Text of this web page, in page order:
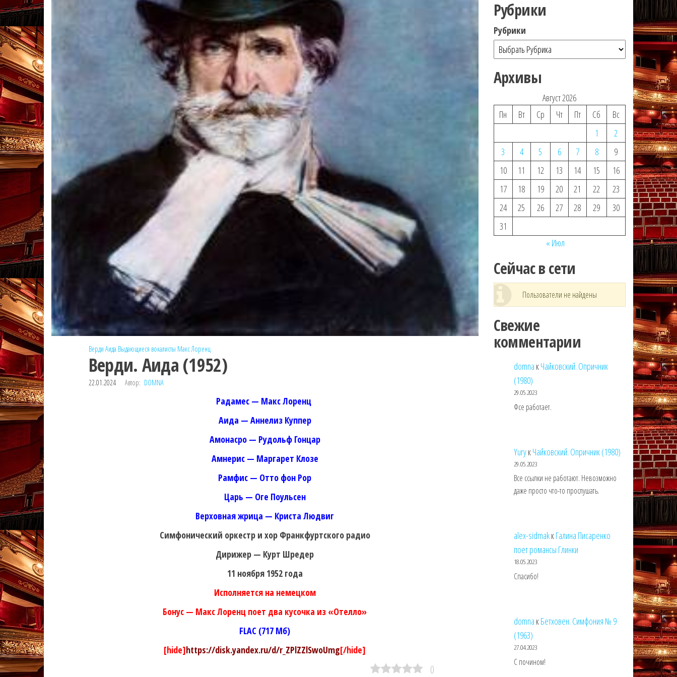
Верди Аида Выдающиеся вокалисты Макс Лоренц
Верди. Аида (1952)
22.01.2024 Автор: DOMNA
Радамес — Макс Лоренц
Аида — Аннелиз Куппер
Амонасро — Рудольф Гонцар
Амнерис — Маргарет Клозе
Рамфис — Отто фон Рор
Царь — Оге Поульсен
Верховная жрица — Криста Людвиг
Симфонический оркестр и хор Франкфуртского радио
Дирижер — Курт Шредер
11 ноября 1952 года
Исполняется на немецком
Бонус — Макс Лоренц поет два кусочка из «Отелло»
FLAC (717 Мб)
[hide]https://disk.yandex.ru/d/r_ZPlZZlSwoUmg[/hide]
0
Рубрики
Рубрики
Архивы
Август 2026
Пн
Вт Ср Чт Пт Сб
Вс
1
2
3
4 5 6 7 8
9
10
11 12 13 14 15
16
17
18 19 20 21 22
23
24
25 26 27 28 29
30
31
« Июл
Сейчас в сети
Пользователи не найдены
Свежие
комментарии
domna кЧайковский. Опричник
(1980)
29.05.2023
Фсе работает.
YuryкЧайковский. Опричник (1980)
29.05.2023
Все ссылки не работают. Невозможно
даже просто что-то прослушать.
alex-sidmakкГалина Писаренко
поет романсы Глинки
18.05.2023
Спасибо!
domna кБетховен. Симфония № 9
(1963)
27.04.2023
С почином!